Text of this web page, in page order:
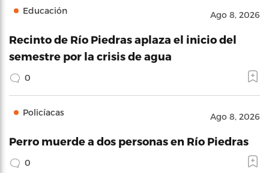
Educación Ago 8, 2026
Recinto de Río Piedras aplaza el inicio del
semestre por la crisis de agua
0
Policíacas Ago 8, 2026
Perro muerde a dos personas en Río Piedras
0